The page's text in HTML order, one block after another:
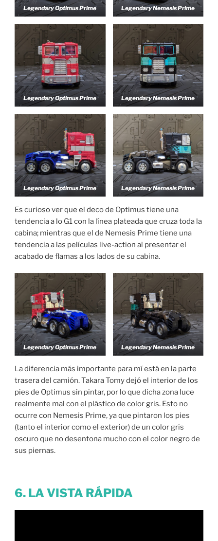
Legendary Optimus Prime Legendary Nemesis Prime
Legendary Optimus Prime Legendary Nemesis Prime
Legendary Optimus Prime Legendary Nemesis Prime
Es curioso ver que el deco de Optimus tiene una
tendencia a lo G1 con la línea plateada que cruza toda la
cabina; mientras que el de Nemesis Prime tiene una
tendencia a las películas live-action al presentar el
acabado de flamas a los lados de su cabina.
Legendary Optimus Prime Legendary Nemesis Prime
La diferencia más importante para mí está en la parte
trasera del camión. Takara Tomy dejó el interior de los
pies de Optimus sin pintar, por lo que dicha zona luce
realmente mal con el plástico de color gris. Esto no
ocurre con Nemesis Prime, ya que pintaron los pies
(tanto el interior como el exterior) de un color gris
oscuro que no desentona mucho con el color negro de
sus piernas.
6. LA VISTA RÁPIDA